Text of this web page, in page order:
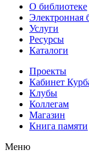
О библиотеке
Электронная
Услуги
Ресурсы
Каталоги
Проекты
Кабинет
Клубы
Коллегам
Магазин
Книга памяти
Меню